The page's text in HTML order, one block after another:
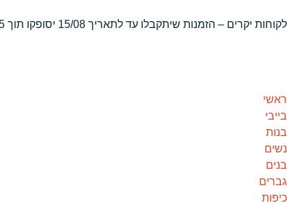
לקוחות יקרים – הזמנות שיתקבלו עד לתאריך 15/08 יסופקו תוך 5 ימי עסקים
ראשי
בייבי
בנות
נשים
בנים
גברים
כיפות